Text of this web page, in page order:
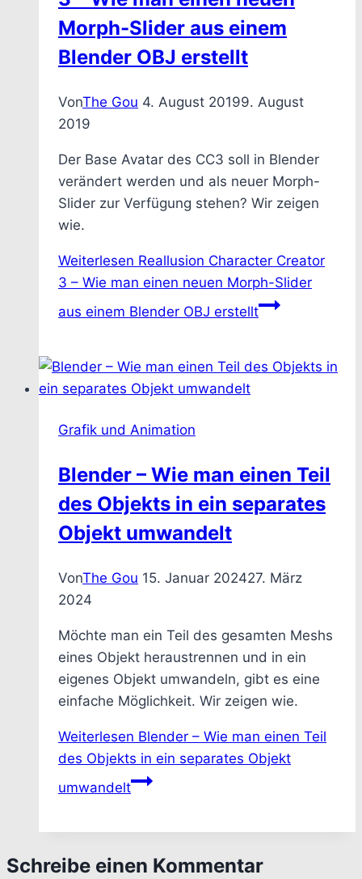
Morph-Slider aus einem
Blender OBJ erstellt
VonThe Gou 4. August 20199. August
2019
Der Base Avatar des CC3 soll in Blender
verändert werden und als neuer Morph-
Slider zur Verfügung stehen? Wir zeigen
wie.
Weiterlesen Reallusion Character Creator
3 – Wie man einen neuen Morph-Slider
aus einem Blender OBJ erstellt
Grafik und Animation
Blender – Wie man einen Teil
des Objekts in ein separates
Objekt umwandelt
VonThe Gou 15. Januar 202427. März
2024
Möchte man ein Teil des gesamten Meshs
eines Objekt heraustrennen und in ein
eigenes Objekt umwandeln, gibt es eine
einfache Möglichkeit. Wir zeigen wie.
Weiterlesen Blender – Wie man einen Teil
des Objekts in ein separates Objekt
umwandelt
Schreibe einen Kommentar